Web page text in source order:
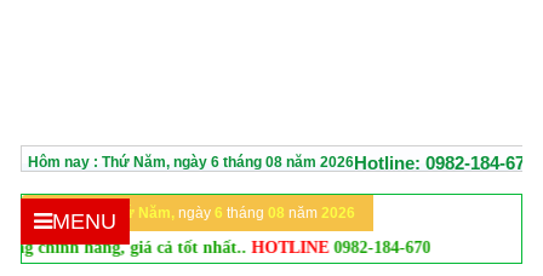
Hôm nay : Thứ Năm, ngày 6tháng08năm 2026Hotline: 0982-184-670
MENU
Hôm nay: Thứ Năm, ngày 6 tháng 08 năm 2026
hãng, giá cả tốt nhất..HOTLINE0982-184-670